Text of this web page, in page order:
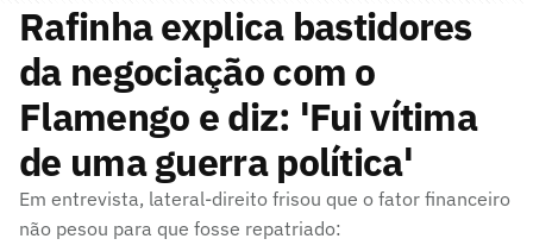
Rafinha explica bastidores
da negociação com o
Flamengo e diz: 'Fui vítima
de uma guerra política'
Em entrevista, lateral-direito frisou que o fator financeiro
não pesou para que fosse repatriado: